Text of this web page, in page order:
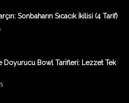
Sonbaharın Sıcacık İkilisi (4 Tarif)
Doyurucu Bowl Tarifleri: Lezzet Tek